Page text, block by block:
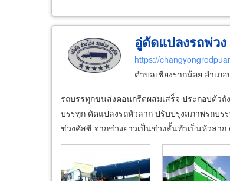
อู่ดัดแปลงรถพ่ว
https://
ตำบลเชียงรากน้อย อำเภ
รถบรรทุกขนส่งคอนกรีตผสมเสร็จ ประกอบตัว
บรรทุก ดัดแปลงรถหัวลาก ปรับปรุงสภาพรถบร
ช่วงคัสซี จากช่วงยาวเป็นช่วงสั้นทำเป็นหัวลาก